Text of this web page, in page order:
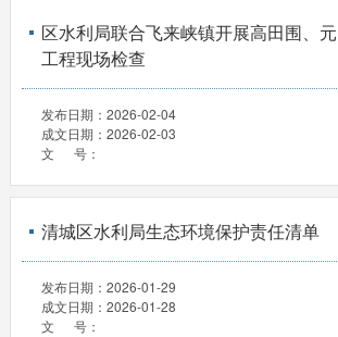
区水利局联合飞来峡镇开展高田围、
工程现场检查
发布日期： 2026-02-04
成文日期： 2026-02-03
文 号：
清城区水利局生态环境保护责任清单
发布日期： 2026-01-29
成文日期： 2026-01-28
文 号：